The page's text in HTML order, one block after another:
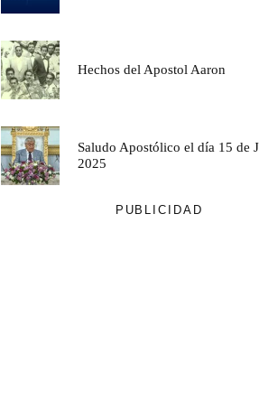
Hechos del Apostol Aaron
Saludo Apostólico el día 15 de
2025
PUBLICIDAD